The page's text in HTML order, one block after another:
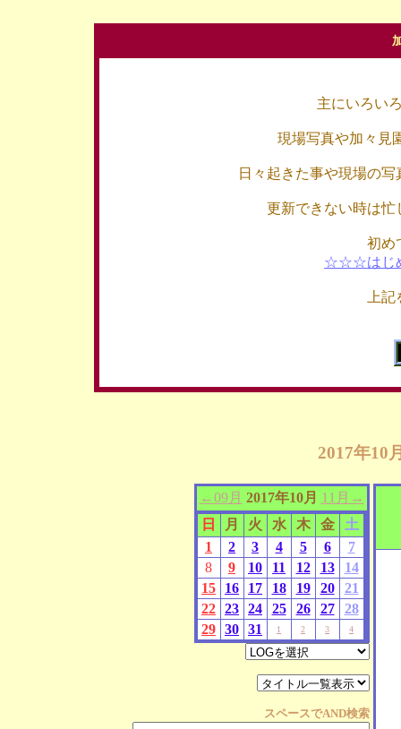
主にいろい
現場写真や加々見
日々起きた事や現場の
更新できない時は忙
初め
☆☆☆はじ
上
2017年10
←09月 2017年10月 11月→
日
月 火 水 木 金
土
1
2 3 4 5 6
7
8
9 10 11 12 13
14
15
16 17 18 19 20
21
22 23 24 25 26 27
28
29 30 31 1 2 3 4
スペースでAND検索